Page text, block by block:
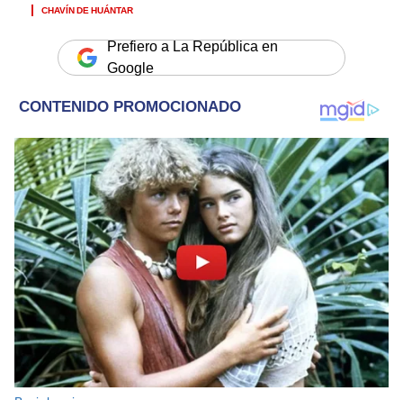
CHAVÍN DE HUÁNTAR
Prefiero a La República en
Google